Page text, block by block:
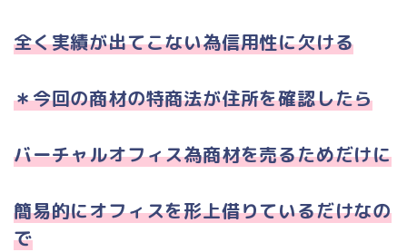
全く実績が出てこない為信用性に欠ける
＊今回の商材の特商法が住所を確認したら
バーチャルオフィス為商材を売るためだけに
簡易的にオフィスを形上借りているだけなの
で